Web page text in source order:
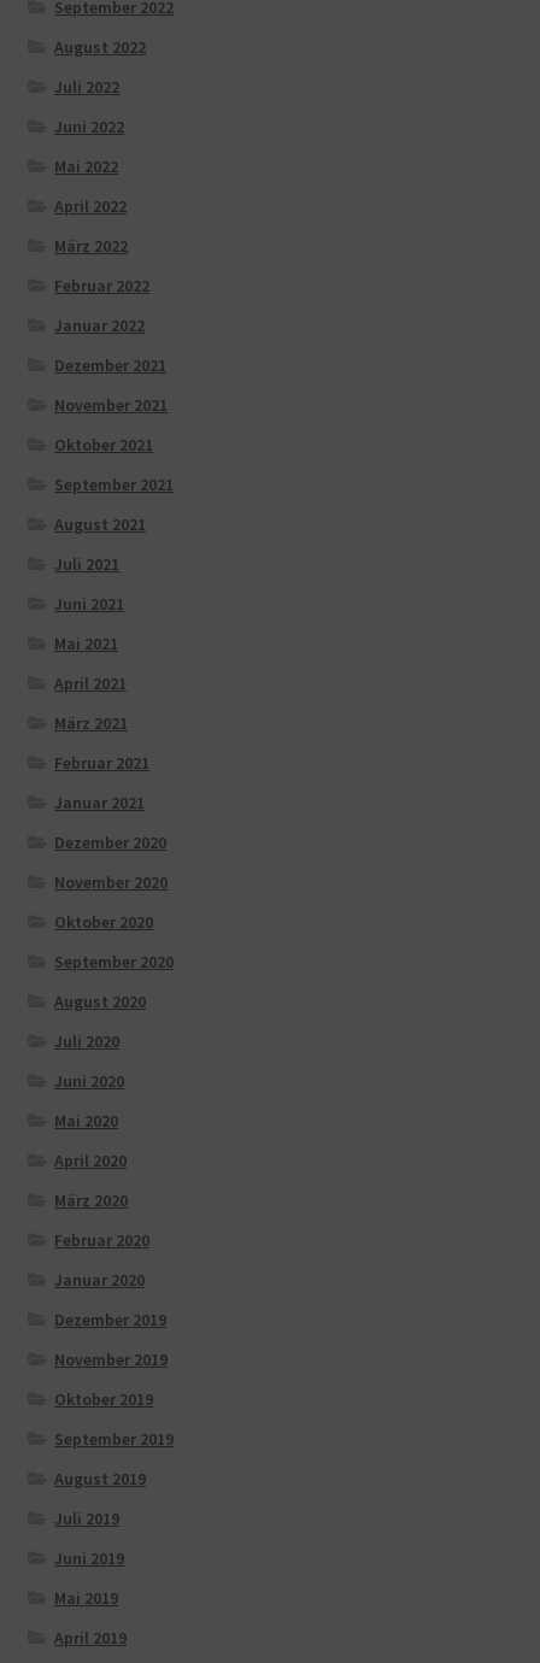
September 2022
August 2022
Juli 2022
Juni 2022
Mai 2022
April 2022
März 2022
Februar 2022
Januar 2022
Dezember 2021
November 2021
Oktober 2021
September 2021
August 2021
Juli 2021
Juni 2021
Mai 2021
April 2021
März 2021
Februar 2021
Januar 2021
Dezember 2020
November 2020
Oktober 2020
September 2020
August 2020
Juli 2020
Juni 2020
Mai 2020
April 2020
März 2020
Februar 2020
Januar 2020
Dezember 2019
November 2019
Oktober 2019
September 2019
August 2019
Juli 2019
Juni 2019
Mai 2019
April 2019